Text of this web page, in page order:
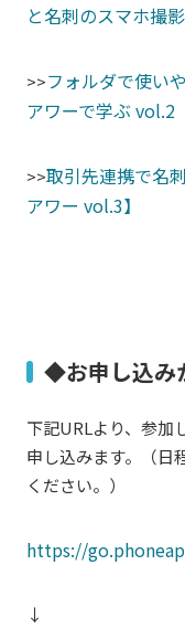
と名刺のスマホ撮影
>>フォルダで使い
アワーで学ぶ vol.2
>>取引先連携で名
アワー vol.3】
◆お申し込み
下記URLより、参加
申し込みます。（日
ください。）
https://
↓